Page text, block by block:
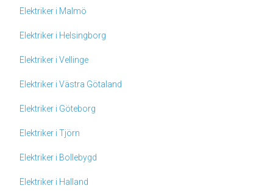
Elektriker i Malmö
Elektriker i Helsingborg
Elektriker i Vellinge
Elektriker i Västra Götaland
Elektriker i Göteborg
Elektriker i Tjörn
Elektriker i Bollebygd
Elektriker i Halland